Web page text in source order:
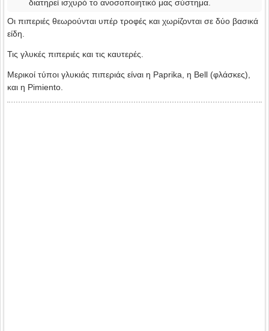
διατηρεί ισχυρό το ανοσοποιητικό μας σύστημα.
Οι πιπεριές θεωρούνται υπέρ τροφές και χωρίζονται σε δύο βασικά
είδη.
Τις γλυκές πιπεριές και τις καυτερές.
Μερικοί τύποι γλυκιάς πιπεριάς είναι η Paprika, η Βell (φλάσκες),
και η Pimiento.